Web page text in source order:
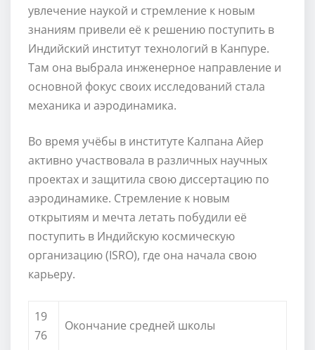
увлечение наукой и стремление к новым
знаниям привели её к решению поступить в
Индийский институт технологий в Канпуре.
Там она выбрала инженерное направление и
основной фокус своих исследований стала
механика и аэродинамика.
Во время учёбы в институте Калпана Айер
активно участвовала в различных научных
проектах и защитила свою диссертацию по
аэродинамике. Стремление к новым
открытиям и мечта летать побудили её
поступить в Индийскую космическую
организацию (ISRO), где она начала свою
карьеру.
19
76
Окончание средней школы